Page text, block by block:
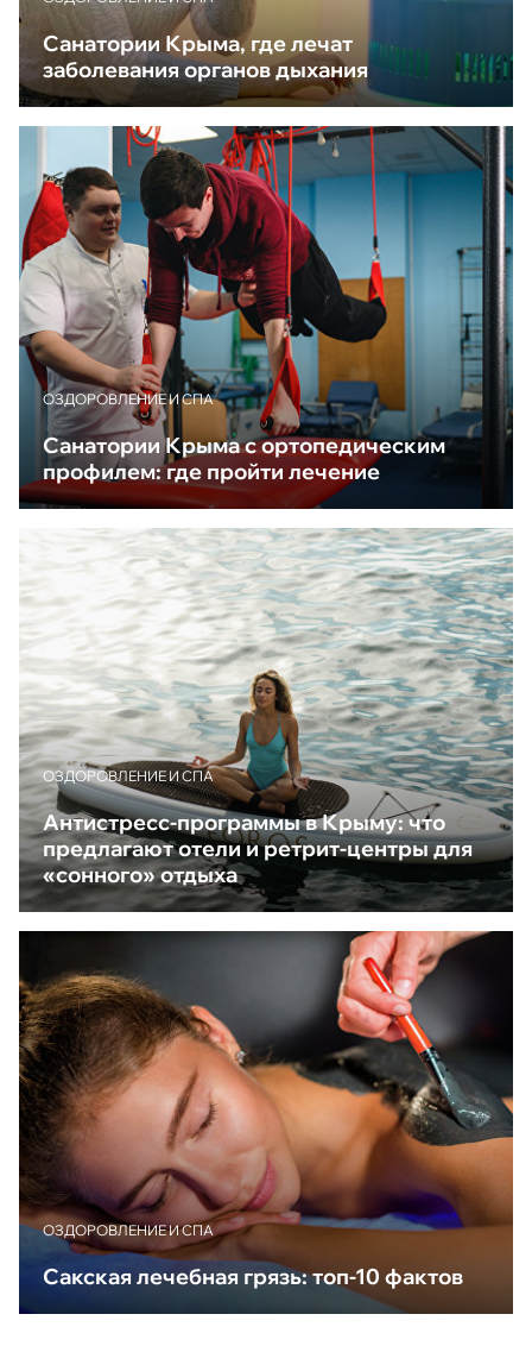
Санатории Крыма, где лечат
заболевания органов дыхания
ОЗДОРОВЛЕНИЕ И СПА
Санатории Крыма с ортопедическим
профилем: где пройти лечение
ОЗДОРОВЛЕНИЕ И СПА
Антистресс-программы в Крыму: что
предлагают отели и ретрит-центры для
«сонного» отдыха
ОЗДОРОВЛЕНИЕ И СПА
Сакская лечебная грязь: топ-10 фактов